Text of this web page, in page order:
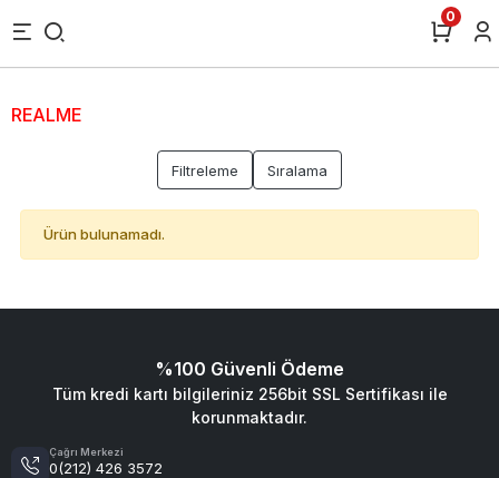
0
REALME
Filtreleme Sıralama
Ürün bulunamadı.
%100 Güvenli Ödeme
Tüm kredi kartı bilgileriniz 256bit SSL Sertifikası ile
korunmaktadır.
Çağrı Merkezi
0(212) 426 3572